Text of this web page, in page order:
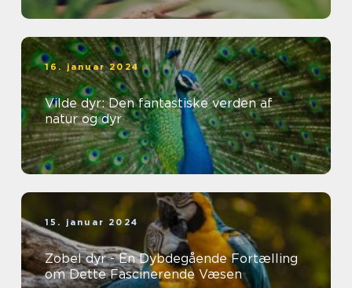
16. januar 2024
Vilde dyr: Den fantastiske verden af
natur og dyr
15. januar 2024
Zobel dyr - En Dybdegående Fortælling
om Dette Fascinerende Væsen